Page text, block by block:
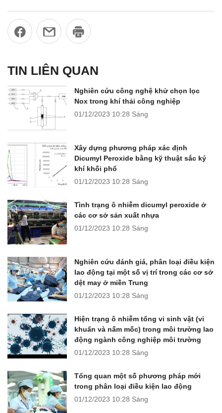
TIN LIÊN QUAN
Nghiên cứu công nghệ khử chọn lọc
Nox trong khí thải công nghiệp
01/12/2023 10:28 Sáng
Xây dựng phương pháp xác định
Dicumyl Peroxide bằng kỹ thuật sắc ký
khí khối phổ
01/12/2023 10:28 Sáng
Tình trạng ô nhiễm dicumyl peroxide ở
các cơ sở sản xuất nhựa
01/12/2023 10:28 Sáng
Nghiên cứu đánh giá, phân loại điều kiện
lao động tại một số vị trí trong các cơ sở
dệt may ở miền Trung
01/12/2023 10:28 Sáng
Hiện trạng ô nhiễm tổng vi sinh vật (vi
khuẩn và nấm mốc) trong môi trường lao
động ngành công nghiệp môi trường
01/12/2023 10:28 Sáng
Tổng quan một số phương pháp mới
trong phân loại điều kiện lao động
01/12/2023 10:28 Sáng